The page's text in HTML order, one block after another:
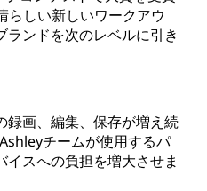
らしい新しいワークアウ
ランドを次のレベルに引き
録画、編集、保存が増え続
チームが使用するパ
スへの負担を増大させま